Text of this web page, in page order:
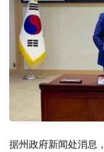
据州政府新闻处消息